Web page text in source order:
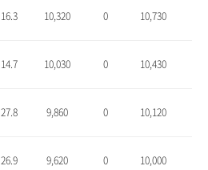
16.3 10,320 0 10,730
14.7 10,030 0 10,430
27.8 9,860 0 10,120
26.9 9,620 0 10,000